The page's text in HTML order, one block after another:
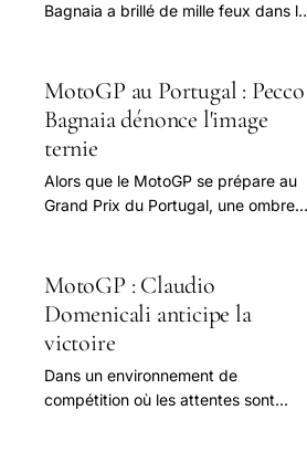
Bagnaia a brillé de mille feux dans le
exceptionnel.
MotoGP au Portugal : Pecco
Bagnaia dénonce l'image
ternie
Alors que le MotoGP se prépare au
Grand Prix du Portugal, une ombre
course.
MotoGP : Claudio
Domenicali anticipe la
victoire
Dans un environnement de
compétition où les attentes sont